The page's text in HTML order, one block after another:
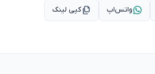
واتس‌اپ کپی لینک